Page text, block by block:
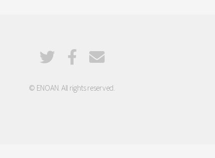
© ENOAN. All rights reserved.